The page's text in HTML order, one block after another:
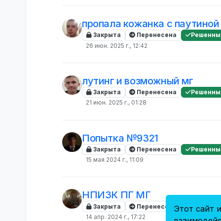
пропала кожанка с
Закрыта Перенесена
26 июн. 2025 г., 12:42
лутинг и возможный мг
Закрыта Перенесена
21 июн. 2025 г., 01:28
Попытка №9321
Закрыта Перенесена
15 мая 2024 г., 11:09
НПИЗК ПГ МГ
Закрыта Перенесена
14 апр. 2024 г., 17:22
Этот сайт